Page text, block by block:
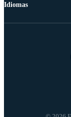
Idiomas